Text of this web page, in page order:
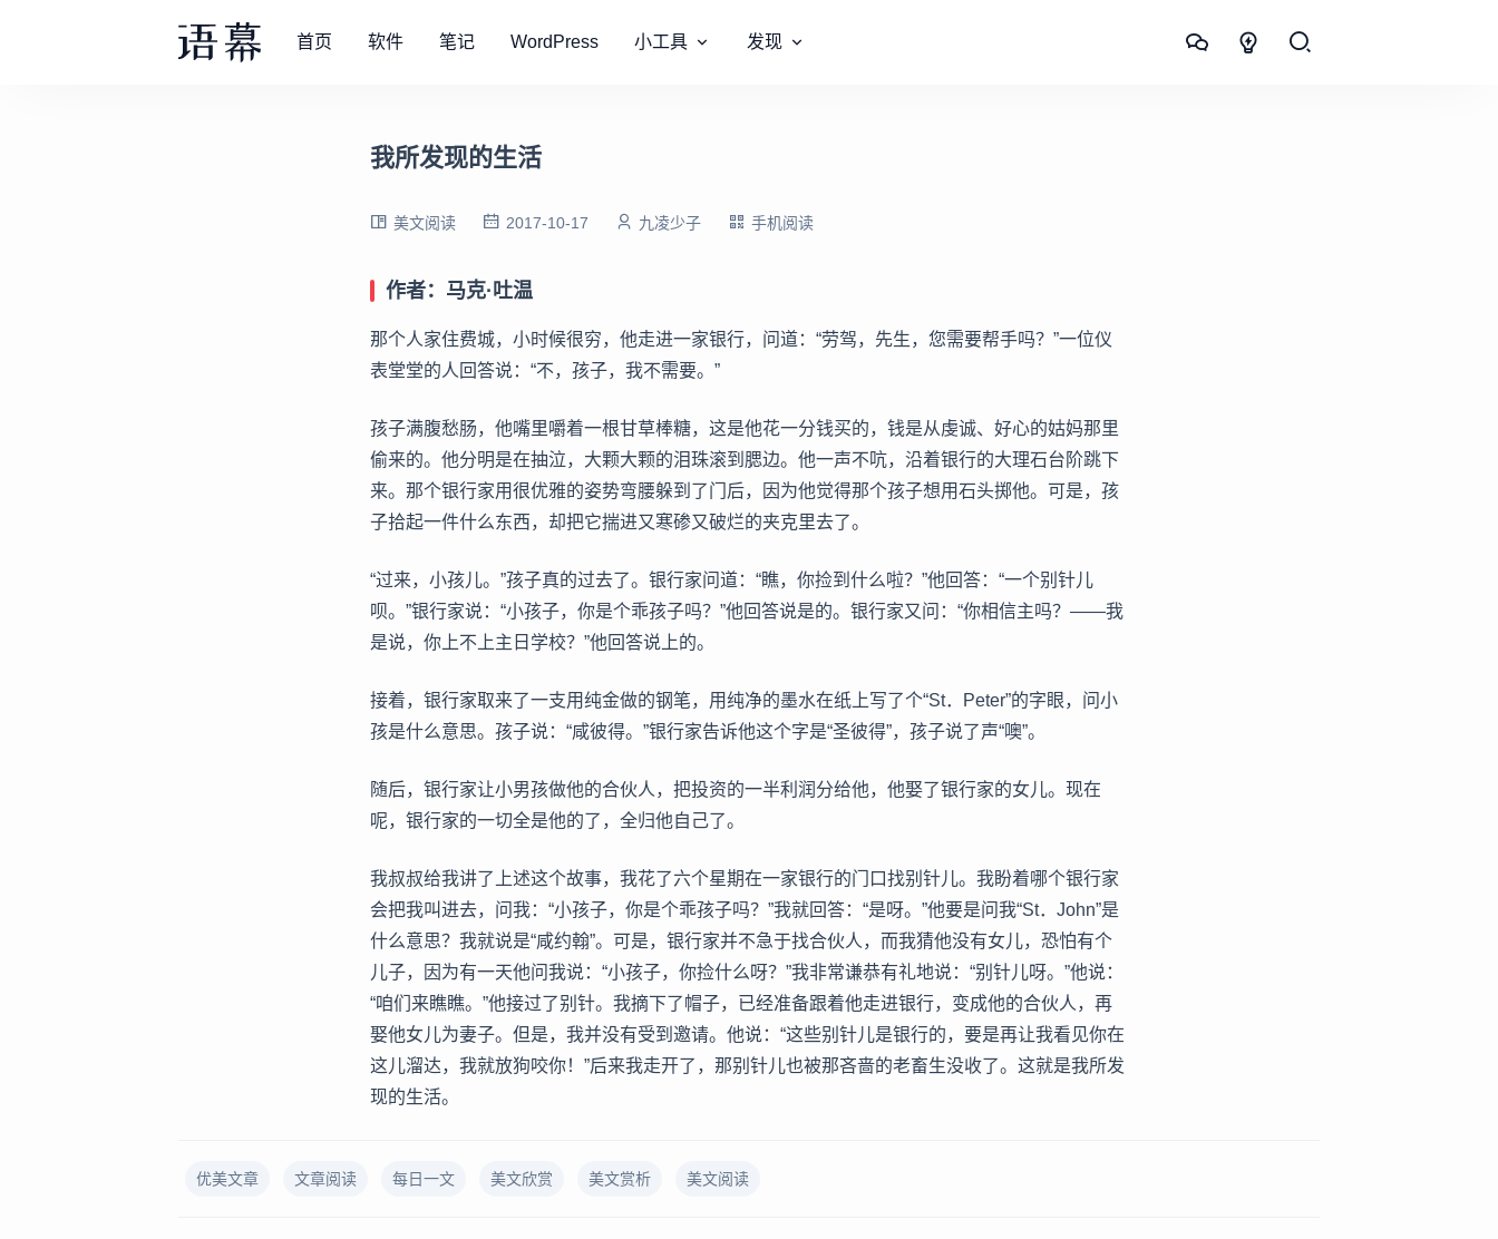
首页 软件 笔记 WordPress 小工具 发现
我所发现的生活
美文阅读 2017-10-17 九凌少子 手机阅读
作者：马克·吐温
那个人家住费城，小时候很穷，他走进一家银行，问道：“劳驾，先生，您需要帮手吗？”一位仪
表堂堂的人回答说：“不，孩子，我不需要。”
孩子满腹愁肠，他嘴里嚼着一根甘草棒糖，这是他花一分钱买的，钱是从虔诚、好心的姑妈那里
偷来的。他分明是在抽泣，大颗大颗的泪珠滚到腮边。他一声不吭，沿着银行的大理石台阶跳下
来。那个银行家用很优雅的姿势弯腰躲到了门后，因为他觉得那个孩子想用石头掷他。可是，孩
子拾起一件什么东西，却把它揣进又寒碜又破烂的夹克里去了。
“过来，小孩儿。”孩子真的过去了。银行家问道：“瞧，你捡到什么啦？”他回答：“一个别针儿
呗。”银行家说：“小孩子，你是个乖孩子吗？”他回答说是的。银行家又问：“你相信主吗？——我
是说，你上不上主日学校？”他回答说上的。
接着，银行家取来了一支用纯金做的钢笔，用纯净的墨水在纸上写了个“St．Peter”的字眼，问小
孩是什么意思。孩子说：“咸彼得。”银行家告诉他这个字是“圣彼得”，孩子说了声“噢”。
随后，银行家让小男孩做他的合伙人，把投资的一半利润分给他，他娶了银行家的女儿。现在
呢，银行家的一切全是他的了，全归他自己了。
我叔叔给我讲了上述这个故事，我花了六个星期在一家银行的门口找别针儿。我盼着哪个银行家
会把我叫进去，问我：“小孩子，你是个乖孩子吗？”我就回答：“是呀。”他要是问我“St．John”是
什么意思？我就说是“咸约翰”。可是，银行家并不急于找合伙人，而我猜他没有女儿，恐怕有个
儿子，因为有一天他问我说：“小孩子，你捡什么呀？”我非常谦恭有礼地说：“别针儿呀。”他说：
“咱们来瞧瞧。”他接过了别针。我摘下了帽子，已经准备跟着他走进银行，变成他的合伙人，再
娶他女儿为妻子。但是，我并没有受到邀请。他说：“这些别针儿是银行的，要是再让我看见你在
这儿溜达，我就放狗咬你！”后来我走开了，那别针儿也被那吝啬的老畜生没收了。这就是我所发
现的生活。
优美文章 文章阅读 每日一文 美文欣赏 美文赏析 美文阅读